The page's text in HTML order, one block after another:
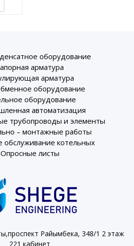
оборудование
арматура
арматура
оборудование
оборудование
автоматизация
трубопроводы и элементы
– монтажные работы
обслуживание котельных
Опросные листы
Райымбека, 348/1 2 этаж
221 кабинет